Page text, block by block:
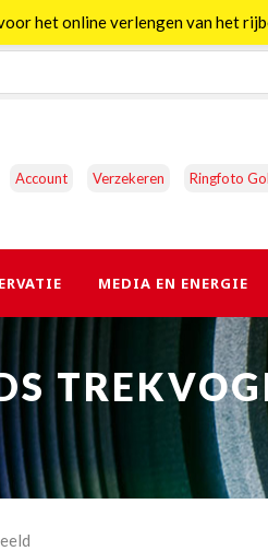
Account Verzekeren Ringfoto
MEDIA EN ENERGIE
het online verlengen van het